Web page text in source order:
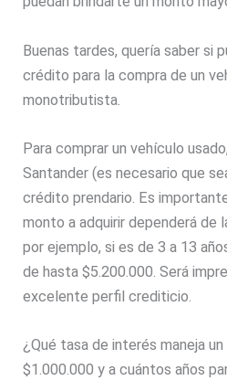
Buenas tardes, quería saber si
crédito para la compra de un
monotributista.
Para comprar un vehículo
Santander (es necesario que
crédito prendario. Es
monto a adquirir dependerá de
por ejemplo, si es de 3 a 13
de hasta $5.200.000. Será
excelente perfil crediticio.
¿Qué tasa de interés maneja
$1.000.000 y a cuántos años